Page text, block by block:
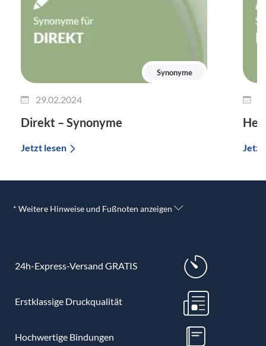
Synonyme
29.02.2024
Direkt – Synonyme
Jetzt lesen Jetzt
* Weitere Hinweise und Fußnoten anzeigen
24h-Express-Versand GRATIS
Erstklassige Druckqualität
Hochwertige Bindungen